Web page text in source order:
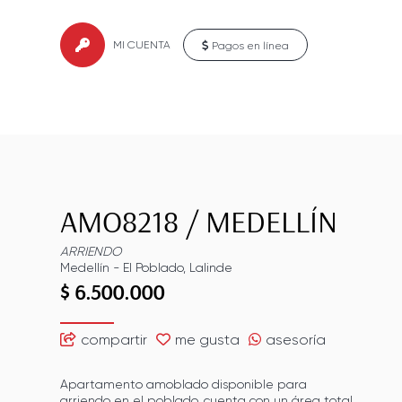
MI CUENTA Pagos en línea
AMO8218 / MEDELLÍN
ARRIENDO
Medellín - El Poblado, Lalinde
$ 6.500.000
compartir me gusta asesoría
Apartamento amoblado disponible para